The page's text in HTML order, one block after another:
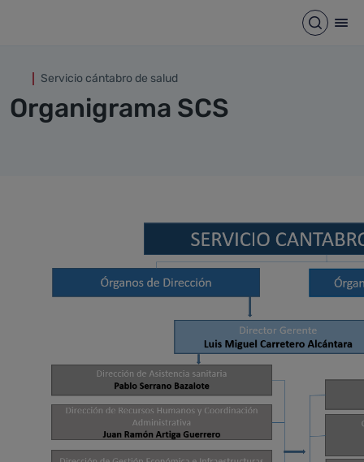
Abrir
Servicio cántabro de salud
Organigrama SCS